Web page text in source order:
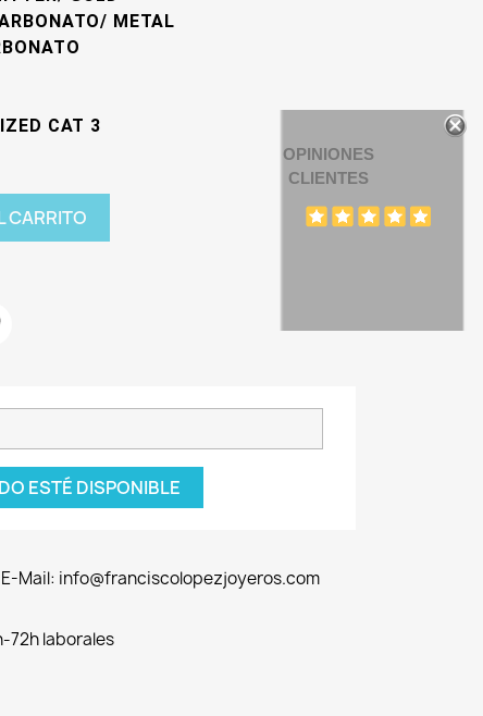
METAL
CAT 3
CARRITO
ESTÉ DISPONIBLE
Mail: info@franciscolopezjoyeros.com
72h laborales
OPINIONES
CLIENTES